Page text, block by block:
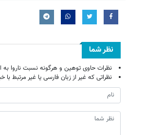
نظر شما
نظرات حاوی توهین و هرگونه نسبت ناروا
نظراتی که غیر از زبان فارسی یا غیر مرتبط